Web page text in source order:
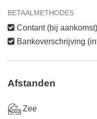
BETAALMETHODES
Contant (bij aankomst)
Bankoverschrijving
Afstanden
Zee